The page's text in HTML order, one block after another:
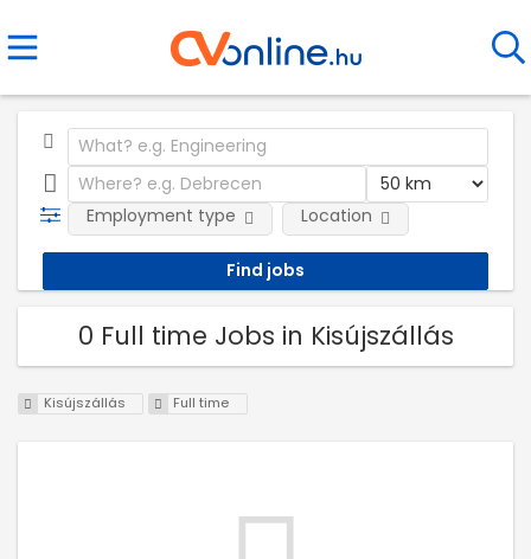
Employment type Location
0 Full time Jobs in Kisújszállás
Kisújszállás Full time